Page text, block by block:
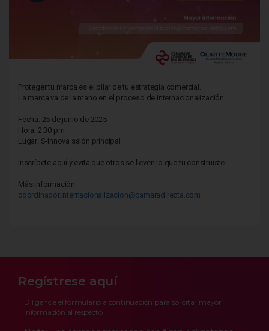
Proteger tu marca es el pilar de tu estrategia comercial.
La marca va de la mano en el proceso de internacionalización.
Fecha: 25 de junio de 2025
Hora: 2:30 pm
Lugar: S-Innova salón principal
Inscríbete aquí y evita que otros se lleven lo que tu construiste.
Más información
coordinador.internacionalizacion@camaradirecta.com
Regístrese aquí
Diligencie el formulario a continuación para solicitar mayor
información al respecto